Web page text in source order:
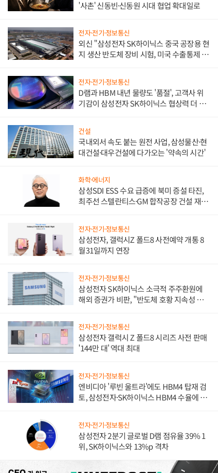
'사촌' 신동빈·신동원 시대 협업 확대일로
전자·전기·정보통신
외신 "삼성전자 SK하이닉스 중국 공장용 현
지 생산 반도체 장비 시험, 미국 수출통제 대
전자·전기·정보통신
D램과 HBM 내년 물량도 '품절', 고객사 위
기감이 삼성전자 SK하이닉스 협상력 더 키
건설
국내외서 속도 붙는 원전 사업, 삼성물산·현
대건설·대우건설에 다가오는 '약속의 시간'
화학·에너지
삼성SDI ESS 수요 급증에 북미 증설 타진,
최주선 스텔란티스·GM 합작공장 건설 재추
전자·전기·정보통신
삼성전자, 갤럭시Z 폴드8 사전예약 개통 8
월31일까지 연장
전자·전기·정보통신
삼성전자 SK하이닉스 소극적 주주환원에
해외 증권가 비판, "반도체 호황 지속성 의
전자·전기·정보통신
삼성전자 갤럭시 Z 폴드8 시리즈 사전 판매
'144만 대' 역대 최대
전자·전기·정보통신
엔비디아 '루빈 울트라'에도 HBM4 탑재 검
토, 삼성전자·SK하이닉스 HBM4 수율에 주
전자·전기·정보통신
삼성전자 2분기 글로벌 D램 점유율 39% 1
위, SK하이닉스와 13%p 격차